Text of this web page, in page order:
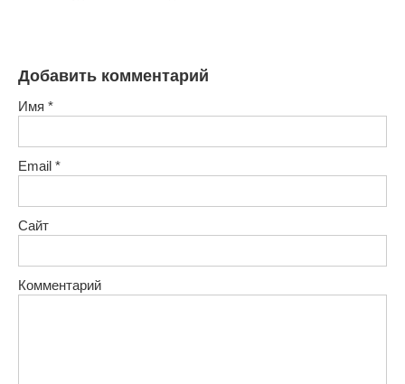
Добавить комментарий
Имя *
Email *
Сайт
Комментарий